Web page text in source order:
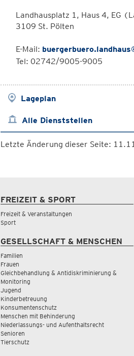
Landhausplatz 1, Haus 4, EG
3109 St. Pölten
E-Mail:
Tel: 02742/9005-9005
Lageplan
Alle Dienststellen
Letzte Änderung dieser Seite:
FREIZEIT & SPORT
Freizeit & Veranstaltungen
Sport
GESELLSCHAFT & MENSCHEN
Familien
Frauen
Gleichbehandlung & Antidiskriminierung &
Monitoring
Jugend
Kinderbetreuung
Konsumentenschutz
Menschen mit Behinderung
Niederlassungs- und Aufenthaltsrecht
Senioren
Tierschutz